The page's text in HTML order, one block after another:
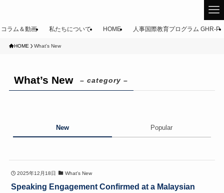
コラム＆動画 私たちについて HOME 人事国際教育プログラム GHR-P
HOME What's New
What’s New – category –
New Popular
2025年12月18日 What's New
Speaking Engagement Confirmed at a Malaysian